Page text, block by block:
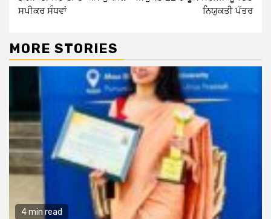
ਸਪੀਕਰ ਸੰਧਵਾਂ
ਨਿਯੁਕਤੀ ਪੱਤਰ
MORE STORIES
4 min read